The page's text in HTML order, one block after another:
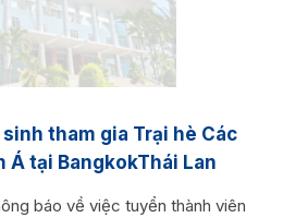
tham gia Trại hè Các
Á tại BangkokThái Lan
báo về việc tuyển thành viên